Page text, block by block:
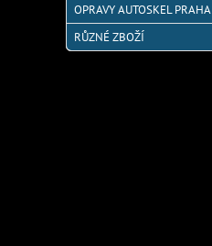
OPRAVY AUTOSKEL PRAHA
RŮZNÉ ZBOŽÍ